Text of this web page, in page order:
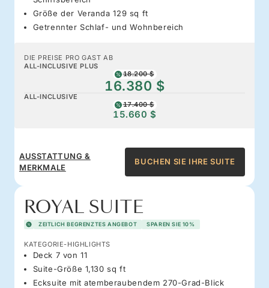
Größe der Veranda 129 sq ft
Getrennter Schlaf- und Wohnbereich
DIE PREISE PRO GAST AB
ALL-INCLUSIVE PLUS
18.200 $
16.380 $
ALL-INCLUSIVE
17.400 $
15.660 $
AUSSTATTUNG &
MERKMALE
BUCHEN SIE IHRE SUITE
ROYAL SUITE
ZEITLICH BEGRENZTES ANGEBOT SPAREN SIE 10%
KATEGORIE-HIGHLIGHTS
Deck 7 von 11
Suite-Größe 1,130 sq ft
Ecksuite mit atemberaubendem 270-Grad-Blick